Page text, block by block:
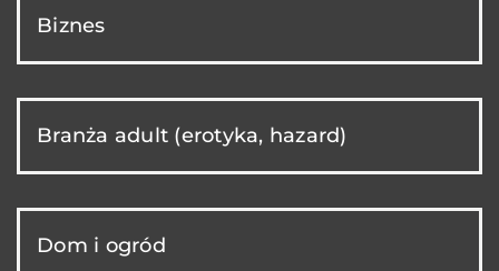
Biznes
Branża adult (erotyka, hazard)
Dom i ogród